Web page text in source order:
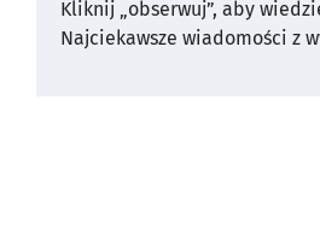
Kliknij „obserwuj”, aby
Najciekawsze wiadomości z